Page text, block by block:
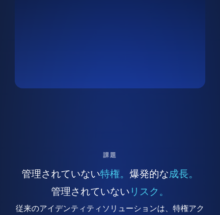
課題
管理されていない特権。 爆発的な成長。
管理されていない リスク。
従来のアイデンティティソリューションは、特権アク